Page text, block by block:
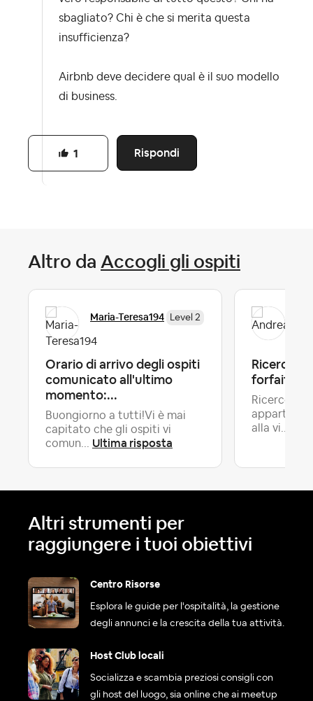
sbagliato? Chi è che si merita questa
insufficienza?
Airbnb deve decidere qual è il suo modello
di business.
Rispondi
1
Altro da Accogli gli ospiti
Maria-Teresa194 Level 2
Orario di arrivo degli ospiti
comunicato all'ultimo
momento:...
Buongiorno a tutti!Vi è mai
capitato che gli ospiti vi
comun... Ultima risposta
Ricerca
forfait
Ricerco ,
alla vi...
Altri strumenti per
raggiungere i tuoi obiettivi
Centro Risorse
Esplora le guide per l'ospitalità, la gestione
degli annunci e la crescita della tua attività.
Host Club locali
Socializza e scambia preziosi consigli con
gli host del luogo, sia online che ai meetup